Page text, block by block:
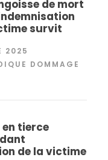
de mort
survit
2025
DOMMAGE
tierce
de la victime